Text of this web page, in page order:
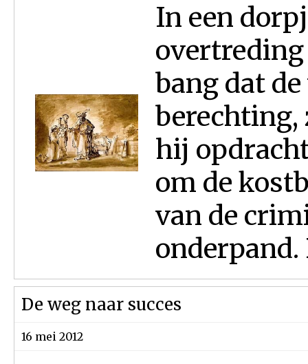
In een
overtreding
bang dat
berechting,
hij
om de
van de
onderpand.
De weg naar succes
16 mei 2012